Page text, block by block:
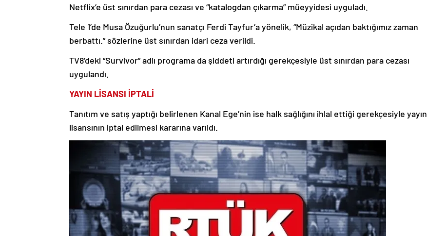
Netflix’e üst sınırdan para cezası ve “katalogdan çıkarma” müeyyidesi uyguladı.
Tele 1’de Musa Özuğurlu’nun sanatçı Ferdi Tayfur’a yönelik, “Müzikal açıdan baktığımız zaman
berbattı.” sözlerine üst sınırdan idari ceza verildi.
TV8’deki “Survivor” adlı programa da şiddeti artırdığı gerekçesiyle üst sınırdan para cezası
uygulandı.
YAYIN LİSANSI İPTALİ
Tanıtım ve satış yaptığı belirlenen Kanal Ege’nin ise halk sağlığını ihlal ettiği gerekçesiyle yayın
lisansının iptal edilmesi kararına varıldı.